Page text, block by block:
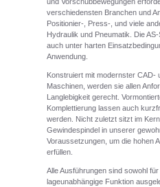
verschiedensten Branchen und
Positionier-, Press-, und viele
Hydraulik und Pneumatik. Die
auch unter harten
Anwendung.
Konstruiert mit modernster CAD-
Maschinen, werden sie allen
Langlebigkeit gerecht.
Komplettierung lassen auch
werden. Nicht zuletzt sitzt im
Gewindespindel in unserer
Voraussetzungen, um die hohen
erfüllen.
Alle Ausführungen sind sowohl
lageunabhängige Funktion